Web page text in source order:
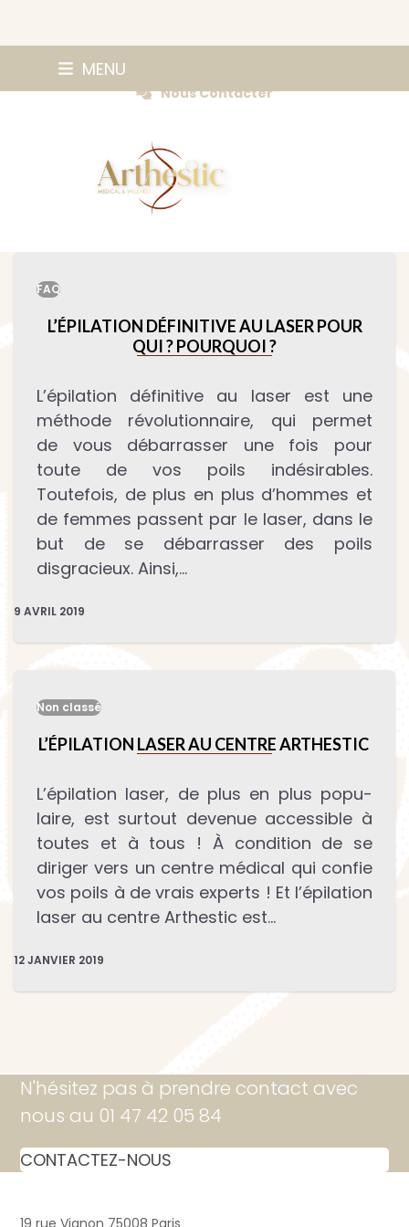
MENU
Nous Contacter
FAQ
L’ÉPILATION DÉFINITIVE AU LASER POUR
QUI ? POURQUOI ?
L’épilation définitive au laser est une
méthode révolutionnaire, qui permet
de vous débarrasser une fois pour
toute de vos poils indésirables.
Toutefois, de plus en plus d’hommes et
de femmes passent par le laser, dans le
but de se débarrasser des poils
disgracieux. Ainsi,…
9 AVRIL 2019
Non classé
L’ÉPILATION LASER AU CENTRE ARTHESTIC
L’épilation laser, de plus en plus popu­
laire, est surtout devenue accessible à
toutes et à tous ! À condition de se
diriger vers un centre médical qui confie
vos poils à de vrais experts ! Et l’épilation
laser au centre Arthestic est…
12 JANVIER 2019
N'hésitez pas à prendre contact avec
nous au 01 47 42 05 84
CONTACTEZ-NOUS
19 rue Vignon 75008 Paris